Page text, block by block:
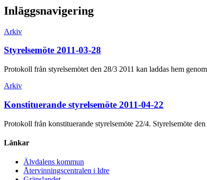
Inläggsnavigering
Arkiv
Styrelsemöte 2011-03-28
Protokoll från styrelsemötet den 28/3 2011 kan laddas hem
Arkiv
Konstituerande styrelsemöte 2011-04-22
Protokoll från konstituerande styrelsemöte 22/4. Styrelsemöte
Länkar
Älvdalens kommun
Återvinningscentralen i Idre